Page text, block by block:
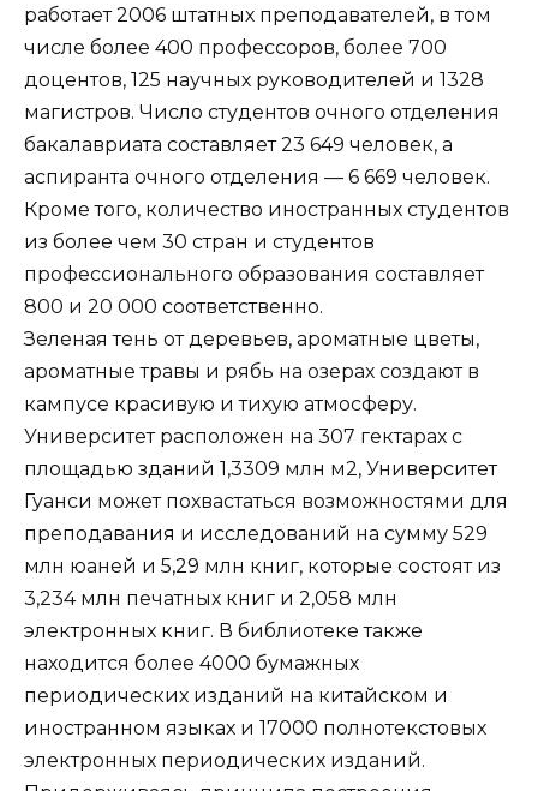
работает 2006 штатных преподавателей, в том
числе более 400 профессоров, более 700
доцентов, 125 научных руководителей и 1328
магистров. Число студентов очного отделения
бакалавриата составляет 23 649 человек, а
аспиранта очного отделения — 6 669 человек.
Кроме того, количество иностранных студентов
из более чем 30 стран и студентов
профессионального образования составляет
800 и 20 000 соответственно.
Зеленая тень от деревьев, ароматные цветы,
ароматные травы и рябь на озерах создают в
кампусе красивую и тихую атмосферу.
Университет расположен на 307 гектарах с
площадью зданий 1,3309 млн м2, Университет
Гуанси может похвастаться возможностями для
преподавания и исследований на сумму 529
млн юаней и 5,29 млн книг, которые состоят из
3,234 млн печатных книг и 2,058 млн
электронных книг. В библиотеке также
находится более 4000 бумажных
периодических изданий на китайском и
иностранном языках и 17000 полнотекстовых
электронных периодических изданий.